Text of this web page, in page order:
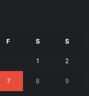
F S S
1 2
7 8 9